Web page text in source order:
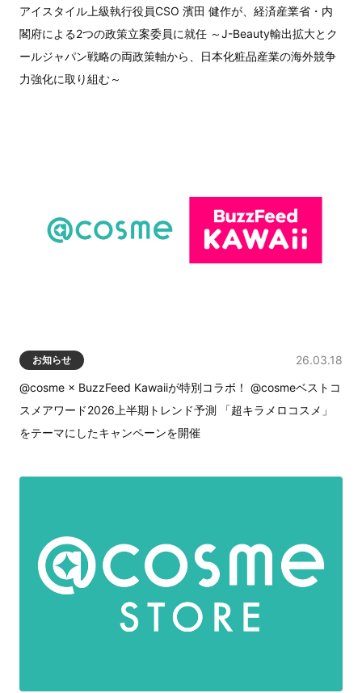
アイスタイル上級執行役員CSO 濱田 健作が、経済産業省・内
閣府による2つの政策立案委員に就任 ～J-Beauty輸出拡大とク
ールジャパン戦略の両政策軸から、日本化粧品産業の海外競争
力強化に取り組む～
お知らせ
26.03.18
@cosme × BuzzFeed Kawaiiが特別コラボ！ @cosmeベストコ
スメアワード2026上半期トレンド予測 「超キラメロコスメ」
をテーマにしたキャンペーンを開催